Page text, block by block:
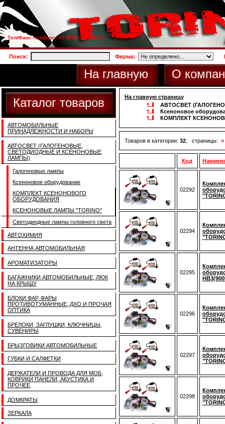
Тел/Факс тел/факс: +7 (925) 733-66-27
Поиск: Фирма:
На главную О
Каталог товаров
АВТОМОБИЛЬНЫЕ
ПРИНАДЛЕЖНОСТИ И НАБОРЫ
АВТОСВЕТ (ГАЛОГЕНОВЫЕ,
СВЕТОДИОДНЫЕ И КСЕНОНОВЫЕ
ЛАМПЫ)
Галогеновые лампы
Ксеноновое оборудование
КОМПЛЕКТ КСЕНОНОВОГО
ОБОРУДОВАНИЯ
КСЕНОНОВЫЕ ЛАМПЫ "TORINO"
Светодиодные лампы головного света
АВТОХИМИЯ
АНТЕННА АВТОМОБИЛЬНАЯ
АРОМАТИЗАТОРЫ
БАГАЖНИКИ АВТОМОБИЛЬНЫЕ, ЛЮК
НА КРЫШУ
БЛОКИ ФАР, ФАРЫ
ПРОТИВОТУМАННЫЕ, ДХО И ПРОЧАЯ
ОПТИКА
БРЕЛОКИ, ЗАГЛУШКИ, КЛЮЧНИЦЫ,
СУВЕНИРЫ
БРЫЗГОВИКИ АВТОМОБИЛЬНЫЕ
ГУБКИ И САЛФЕТКИ
ДЕРЖАТЕЛИ И ПРОВОДА ДЛЯ МОБ,
КОВРИКИ ПАНЕЛИ, АКУСТИКА И
ПРОЧЕЕ
ДОМКРАТЫ
ЗЕРКАЛА
На главную страницу
АВТОСВЕТ
Ксеноновое
КОМПЛЕКТ
Товаров в категории: 32 , страницы: »
Код
02292
02294
02295
02296
02297
02298